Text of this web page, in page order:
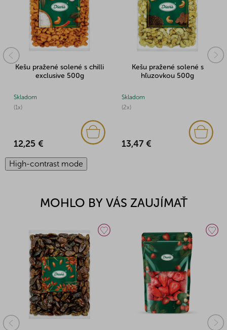
Kešu pražené solené s chilli
exclusive 500g
(1x)
Skladom
12,25 €
Kešu pražené solené s
hľuzovkou 500g
(2x)
Skladom
13,47 €
High-contrast mode
MOHLO BY VÁS ZAUJÍMAŤ